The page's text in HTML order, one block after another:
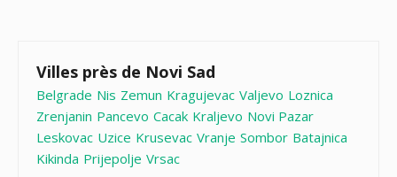
Villes près de Novi Sad
Belgrade Nis Zemun Kragujevac Valjevo Loznica
Zrenjanin Pancevo Cacak Kraljevo Novi Pazar
Leskovac Uzice Krusevac Vranje Sombor Batajnica
Kikinda Prijepolje Vrsac